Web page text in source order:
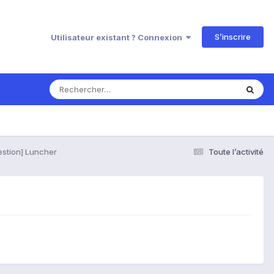
Utilisateur existant ? Connexion S’inscrire
Toute l’activité
Luncher